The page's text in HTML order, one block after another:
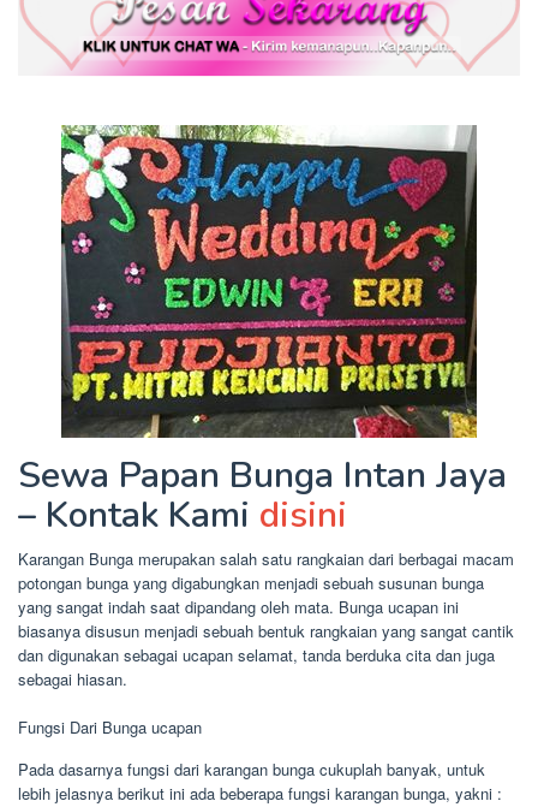
Sewa Papan Bunga Intan Jaya
– Kontak Kami disini
Karangan Bunga merupakan salah satu rangkaian dari berbagai macam
potongan bunga yang digabungkan menjadi sebuah susunan bunga
yang sangat indah saat dipandang oleh mata. Bunga ucapan ini
biasanya disusun menjadi sebuah bentuk rangkaian yang sangat cantik
dan digunakan sebagai ucapan selamat, tanda berduka cita dan juga
sebagai hiasan.
Fungsi Dari Bunga ucapan
Pada dasarnya fungsi dari karangan bunga cukuplah banyak, untuk
lebih jelasnya berikut ini ada beberapa fungsi karangan bunga, yakni :